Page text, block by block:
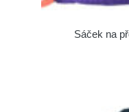
Sáček na